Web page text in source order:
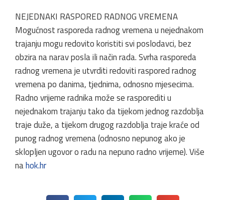
NEJEDNAKI RASPORED RADNOG VREMENA
Mogućnost rasporeda radnog vremena u nejednakom
trajanju mogu redovito koristiti svi poslodavci, bez
obzira na narav posla ili način rada. Svrha rasporeda
radnog vremena je utvrditi redoviti raspored radnog
vremena po danima, tjednima, odnosno mjesecima.
Radno vrijeme radnika može se rasporediti u
nejednakom trajanju tako da tijekom jednog razdoblja
traje duže, a tijekom drugog razdoblja traje kraće od
punog radnog vremena (odnosno nepunog ako je
sklopljen ugovor o radu na nepuno radno vrijeme). Više
nahok.hr